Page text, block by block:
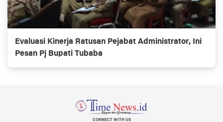
Evaluasi Kinerja Ratusan Pejabat Administrator, Ini
Pesan Pj Bupati Tubaba
CONNECT WITH US